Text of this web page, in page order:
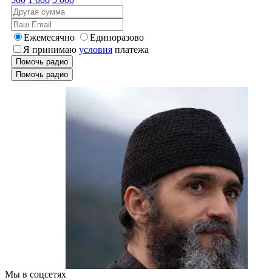
Ежемесячно
Единоразово
Я принимаю условия платежа
Помочь радио
Помочь радио
Мы в соцсетях